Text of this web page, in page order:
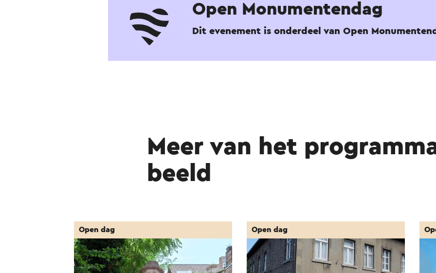
Open Monumentendag
Dit evenement is onderdeel van Open
Meer van het
beeld
Open dag Open dag